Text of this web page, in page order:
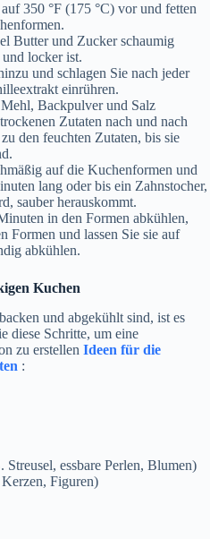
350 °F (175 °C) vor und fetten
Butter und Zucker schaumig
locker ist.
und schlagen Sie nach jeder
einrühren.
Backpulver und Salz
Zutaten nach und nach
den feuchten Zutaten, bis sie
auf die Kuchenformen und
lang oder bis ein Zahnstocher,
sauber herauskommt.
in den Formen abkühlen,
Formen und lassen Sie sie auf
abkühlen.
Kuchen
und abgekühlt sind, ist es
diese Schritte, um eine
zu erstellen Ideen für die
:
essbare Perlen, Blumen)
Figuren)